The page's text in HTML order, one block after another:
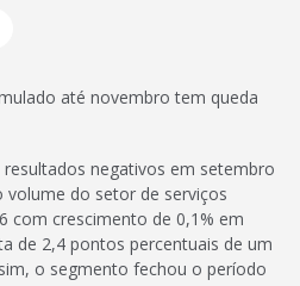
até novembro tem queda
negativos em setembro
volume do setor de serviços
com crescimento de 0,1% em
de 2,4 pontos percentuais de um
o segmento fechou o período